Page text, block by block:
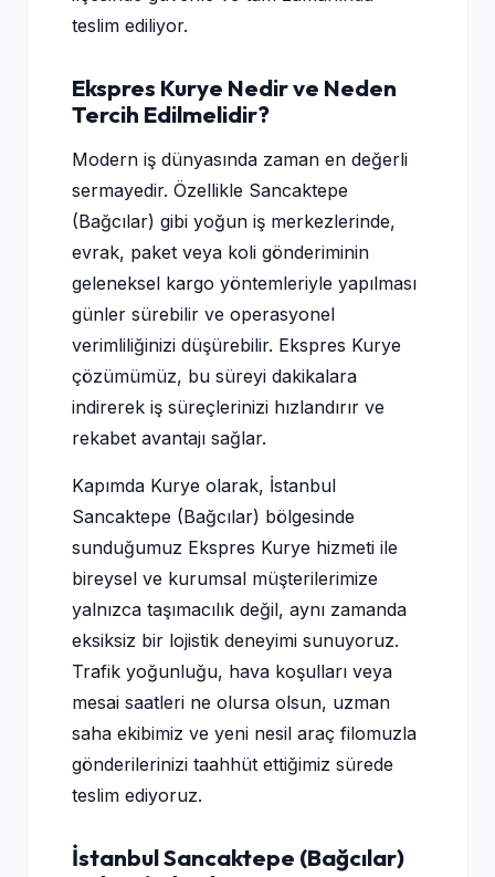
teslim ediliyor.
Ekspres Kurye Nedir ve Neden
Tercih Edilmelidir?
Modern iş dünyasında zaman en değerli
sermayedir. Özellikle Sancaktepe
(Bağcılar) gibi yoğun iş merkezlerinde,
evrak, paket veya koli gönderiminin
geleneksel kargo yöntemleriyle yapılması
günler sürebilir ve operasyonel
verimliliğinizi düşürebilir. Ekspres Kurye
çözümümüz, bu süreyi dakikalara
indirerek iş süreçlerinizi hızlandırır ve
rekabet avantajı sağlar.
Kapımda Kurye olarak, İstanbul
Sancaktepe (Bağcılar) bölgesinde
sunduğumuz Ekspres Kurye hizmeti ile
bireysel ve kurumsal müşterilerimize
yalnızca taşımacılık değil, aynı zamanda
eksiksiz bir lojistik deneyimi sunuyoruz.
Trafik yoğunluğu, hava koşulları veya
mesai saatleri ne olursa olsun, uzman
saha ekibimiz ve yeni nesil araç filomuzla
gönderilerinizi taahhüt ettiğimiz sürede
teslim ediyoruz.
İstanbul Sancaktepe (Bağcılar)